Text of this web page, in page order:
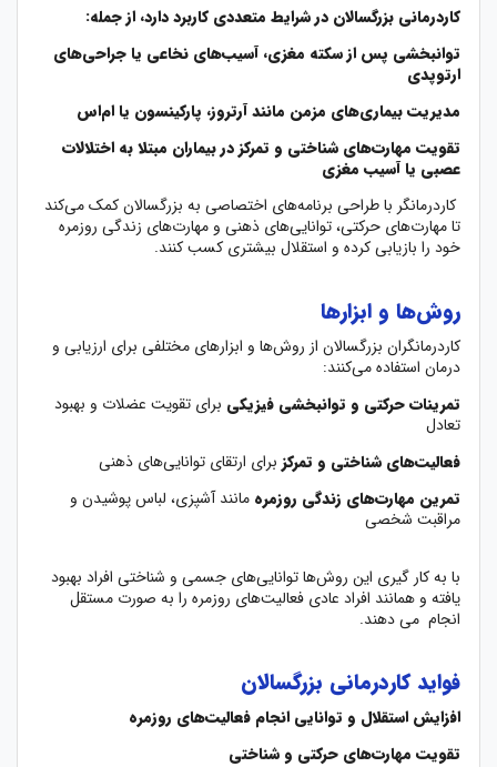
کاردرمانی بزرگسالان در شرایط متعددی کاربرد دارد، از جمله:
توانبخشی پس از سکته مغزی، آسیب‌های نخاعی یا جراحی‌های
ارتوپدی
مدیریت بیماری‌های مزمن مانند آرتروز، پارکینسون یا ام‌اس
تقویت مهارت‌های شناختی و تمرکز در بیماران مبتلا به اختلالات
عصبی یا آسیب مغزی
کاردرمانگر با طراحی برنامه‌های اختصاصی به بزرگسالان کمک می‌کند
تا مهارت‌های حرکتی، توانایی‌های ذهنی و مهارت‌های زندگی روزمره
خود را بازیابی کرده و استقلال بیشتری کسب کنند.
روش‌ها و ابزارها
کاردرمانگران بزرگسالان از روش‌ها و ابزارهای مختلفی برای ارزیابی و
درمان استفاده می‌کنند:
تمرینات حرکتی و توانبخشی فیزیکی برای تقویت عضلات و بهبود
تعادل
فعالیت‌های شناختی و تمرکز برای ارتقای توانایی‌های ذهنی
تمرین مهارت‌های زندگی روزمره مانند آشپزی، لباس پوشیدن و
مراقبت شخصی
با به کار گیری این روش‌ها توانایی‌های جسمی و شناختی افراد بهبود
یافته و همانند افراد عادی فعالیت‌های روزمره را به صورت مستقل
انجام می دهند.
فواید کاردرمانی بزرگسالان
افزایش استقلال و توانایی انجام فعالیت‌های روزمره
تقویت مهارت‌های حرکتی و شناختی